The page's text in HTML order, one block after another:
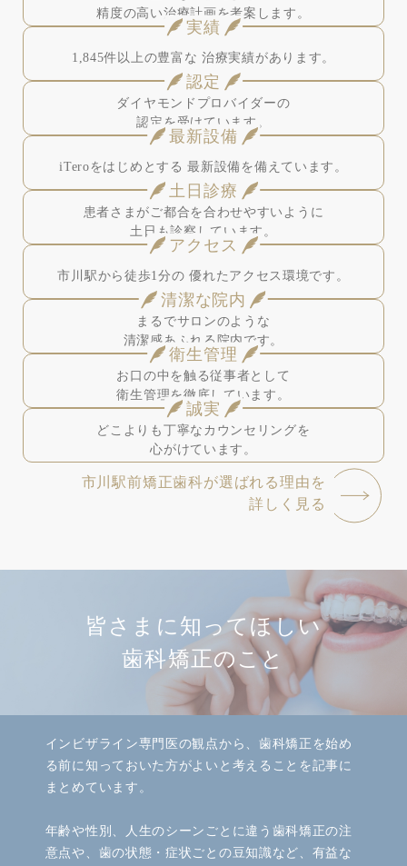
精度の高い治療計画を考案します。
実績
1,845件以上の豊富な 治療実績があります。
認定
ダイヤモンドプロバイダーの
認定を受けています。
最新設備
iTeroをはじめとする 最新設備を備えています。
土日診療
患者さまがご都合を合わせやすいように
土日も診察しています。
アクセス
市川駅から徒歩1分の 優れたアクセス環境です。
清潔な院内
まるでサロンのような
清潔感あふれる院内です。
衛生管理
お口の中を触る従事者として
衛生管理を徹底しています。
誠実
どこよりも丁寧なカウンセリングを
心がけています。
市川駅前矯正歯科が選ばれる理由を
詳しく見る
皆さまに知ってほしい
歯科矯正のこと
インビザライン専門医の観点から、歯科矯正を始め
る前に知っておいた方がよいと考えることを記事に
まとめています。
年齢や性別、人生のシーンごとに違う歯科矯正の注
意点や、歯の状態・症状ごとの豆知識など、有益な